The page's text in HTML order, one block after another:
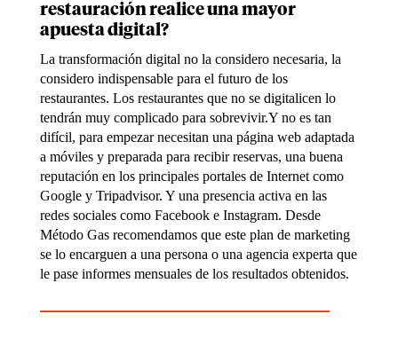
restauración realice una mayor
apuesta digital?
La transformación digital no la considero necesaria, la
considero indispensable para el futuro de los
restaurantes. Los restaurantes que no se digitalicen lo
tendrán muy complicado para sobrevivir.Y no es tan
difícil, para empezar necesitan una página web adaptada
a móviles y preparada para recibir reservas, una buena
reputación en los principales portales de Internet como
Google y Tripadvisor. Y una presencia activa en las
redes sociales como Facebook e Instagram. Desde
Método Gas recomendamos que este plan de marketing
se lo encarguen a una persona o una agencia experta que
le pase informes mensuales de los resultados obtenidos.